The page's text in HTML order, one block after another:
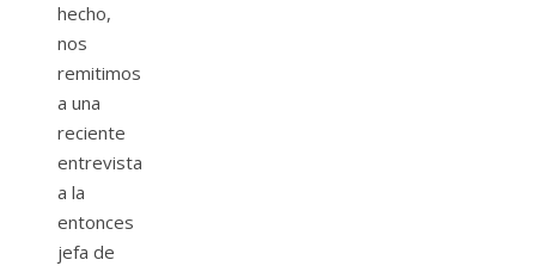
hecho,
nos
remitimos
a una
reciente
entrevista
a la
entonces
jefa de